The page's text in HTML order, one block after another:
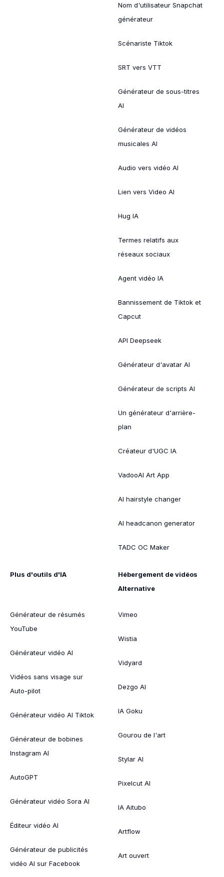
Nom d'utilisateur Snapchat
générateur
Scénariste Tiktok
SRT vers VTT
Générateur de sous-titres
AI
Générateur de vidéos
musicales AI
Audio vers vidéo AI
Lien vers Video AI
Hug IA
Termes relatifs aux
réseaux sociaux
Agent vidéo IA
Bannissement de Tiktok et
Capcut
API Deepseek
Générateur d'avatar AI
Générateur de scripts AI
Un générateur d'arrière-
plan
Créateur d'UGC IA
VadooAI Art App
AI hairstyle changer
AI headcanon generator
TADC OC Maker
Plus d'outils d'IA
Générateur de résumés
YouTube
Générateur vidéo AI
Vidéos sans visage sur
Auto-pilot
Générateur vidéo AI Tiktok
Générateur de bobines
Instagram AI
AutoGPT
Générateur vidéo Sora AI
Éditeur vidéo AI
Générateur de publicités
vidéo AI sur Facebook
Hébergement de vidéos
Alternative
Vimeo
Wistia
Vidyard
Dezgo AI
IA Goku
Gourou de l'art
Stylar AI
Pixelcut AI
IA Aitubo
Artflow
Art ouvert